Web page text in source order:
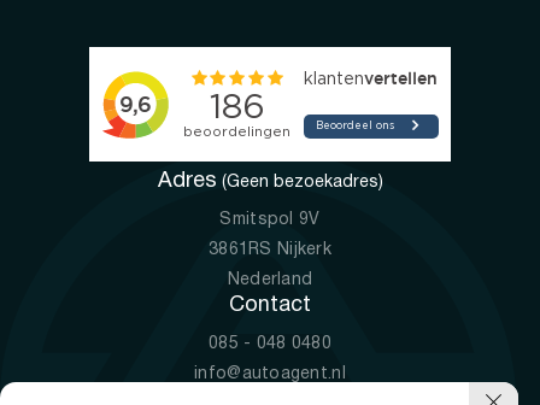
Adres (Geen bezoekadres)
Smitspol 9V
3861RS Nijkerk
Nederland
Contact
085 - 048 0480
info@autoagent.nl